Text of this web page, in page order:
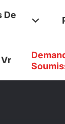
De
Vr
Réduction Finale